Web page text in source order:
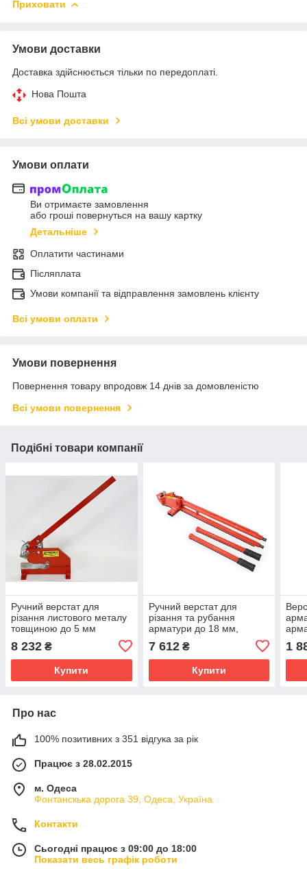
Приховати
Умови доставки
Доставка здійснюється тільки по передоплаті.
Нова Пошта
Всі умови доставки
Умови оплати
Ви отримаєте замовлення
або гроші повернуться на вашу картку
Детальніше
Оплатити частинами
Післяплата
Умови компанії та відправлення замовлень клієнту
Всі умови оплати
Умови повернення
Повернення товару впродовж 14 днів за домовленістю
Всі умови повернення
Подібні товари компанії
Ручний верстат для
різання листового металу
товщиною до 5 мм
важільні ножиці AFACAN
3R5
8 232 ₴
Купити
Ручний верстат для
різання та рубання
арматури до 18 мм,
7 612₴
Купити
1
Про нас
100% позитивних з 351 відгука за рік
Працює з 28.02.2015
м. Одеса
Фонтанскька дорога 39, Одеса, Україна
Контакти
Сьогодні працює з 09:00 до 18:00
Показати весь графік роботи